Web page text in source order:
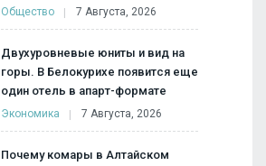
Общество 7 Августа, 2026
Двухуровневые юниты и вид на
горы. В Белокурихе появится еще
один отель в апарт-формате
Экономика 7 Августа, 2026
Почему комары в Алтайском